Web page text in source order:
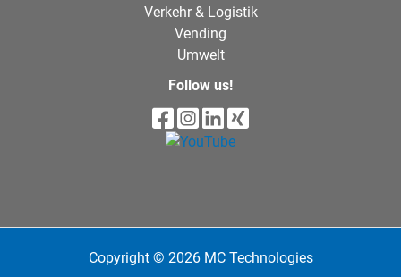
Verkehr & Logistik
Vending
Umwelt
Follow us!
Copyright © 2026 MC Technologies